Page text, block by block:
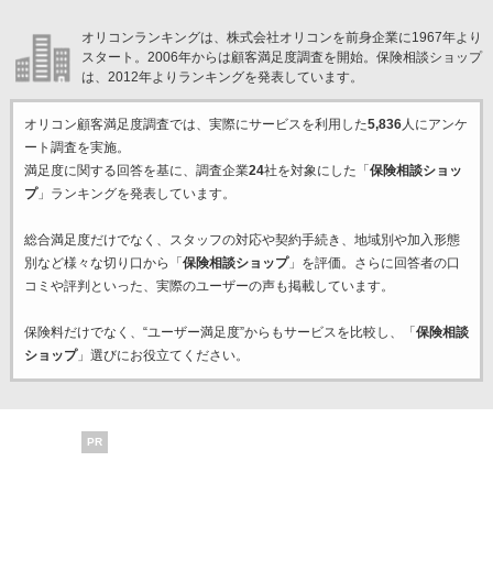
オリコンランキングは、株式会社オリコンを前身企業に1967年より
スタート。2006年からは顧客満足度調査を開始。保険相談ショップ
は、2012年よりランキングを発表しています。
オリコン顧客満足度調査では、実際にサービスを利用した5,836人にアンケ
ート調査を実施。
満足度に関する回答を基に、調査企業24社を対象にした「 保険相談ショッ
プ」ランキングを発表しています。
総合満足度だけでなく、スタッフの対応や契約手続き、地域別や加入形態
別など様々な切り口から「 保険相談ショップ」を評価。さらに回答者の口
コミや評判といった、実際のユーザーの声も掲載しています。
保険料だけでなく、“ユーザー満足度”からもサービスを比較し、「 保険相談
ショップ」選びにお役立てください。
PR